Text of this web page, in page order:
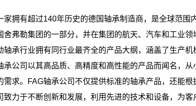
家拥有超过140年历史的德国轴承制造商，是全球范
舍弗勒集团的一部分，并在集团的航天、汽车和工业
轴承行业拥有同行业最齐全的产品大纲，涵盖了生产
承公司以其高品质、高精度和高性能的产品而闻名，
需求。FAG轴承公司不仅提供标准的轴承产品，还能
致力于不断创新和发展，利用先进的技术和设备，为